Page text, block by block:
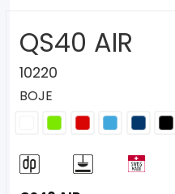
QS40 AIR
10220
BOJE